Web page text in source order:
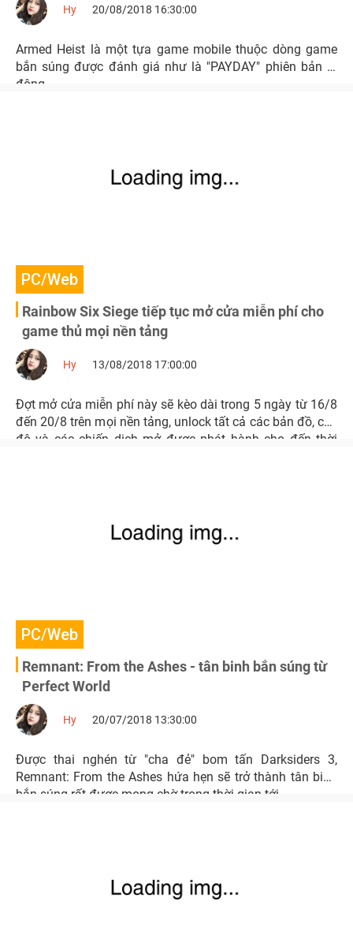
Hy 20/08/2018 16:30:00
Armed Heist là một tựa game mobile thuộc dòng game
bắn súng được đánh giá như là "PAYDAY" phiên bản di
động.
PC/Web
Rainbow Six Siege tiếp tục mở cửa miễn phí cho
game thủ mọi nền tảng
Hy 13/08/2018 17:00:00
Đợt mở cửa miễn phí này sẽ kèo dài trong 5 ngày từ 16/8
đến 20/8 trên mọi nền tảng, unlock tất cả các bản đồ, chế
độ và các chiến dịch mở được phát hành cho đến thời
PC/Web
Remnant: From the Ashes - tân binh bắn súng từ
Perfect World
Hy 20/07/2018 13:30:00
Được thai nghén từ "cha đẻ" bom tấn Darksiders 3,
Remnant: From the Ashes hứa hẹn sẽ trở thành tân binh
bắn súng rất được mong chờ trong thời gian tới.